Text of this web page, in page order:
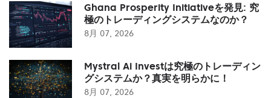
Ghana Prosperity Initiativeを発見: 究
極のトレーディングシステムなのか？
8月 07, 2026
Mystral Ai Investは究極のトレーディン
グシステムか？真実を明らかに！
8月 07, 2026